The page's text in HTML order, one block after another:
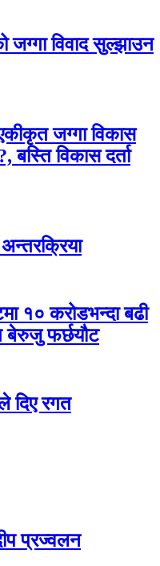
जग्गा विवाद सुल्झाउन
जग्गा विकास
बस्ति विकास दर्ता
१० करोडभन्दा बढी
फर्छयौट
दिए रगत
प्रज्वलन